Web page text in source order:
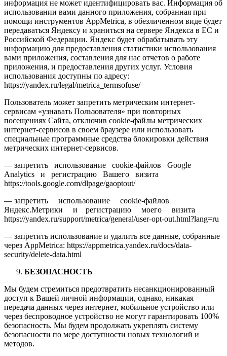
информация не может идентифицировать вас. Информация об
использовании вами данного приложения, собранная при
помощи инструментов AppMetrica, в обезличенном виде будет
передаваться Яндексу и храниться на сервере Яндекса в ЕС и
Российской Федерации. Яндекс будет обрабатывать эту
информацию для предоставления статистики использования
вами приложения, составления для нас отчетов о работе
приложения, и предоставления других услуг. Условия
использования доступны по адресу:
https://yandex.ru/legal/metrica_termsofuse/
Пользователь может запретить метрическим интернет-
сервисам «узнавать Пользователя» при повторных
посещениях Сайта, отключив cookie-файлы метрических
интернет-сервисов в своем браузере или использовать
специальные программные средства блокировки действия
метрических интернет-сервисов.
— запретить использование cookie-файлов Google
Analytics и регистрацию Вашего визита
https://tools.google.com/dlpage/gaoptout/
— запретить использование cookie-файлов
Яндекс.Метрики и регистрацию моего визита
https://yandex.ru/support/metrica/general/user-opt-out.html?lang=ru
— запретить использование и удалить все данные, собранные
через AppMetrica: https://appmetrica.yandex.ru/docs/data-
security/delete-data.html
БЕЗОПАСНОСТЬ
Мы будем стремиться предотвратить несанкционированный
доступ к Вашей личной информации, однако, никакая
передача данных через интернет, мобильное устройство или
через беспроводное устройство не могут гарантировать 100%
безопасность. Мы будем продолжать укреплять систему
безопасности по мере доступности новых технологий и
методов.